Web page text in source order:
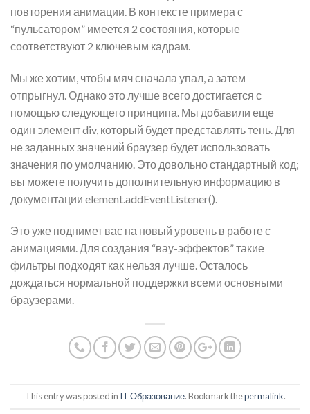
повторения анимации. В контексте примера с
“пульсатором” имеется 2 состояния, которые
соответствуют 2 ключевым кадрам.
Мы же хотим, чтобы мяч сначала упал, а затем
отпрыгнул. Однако это лучше всего достигается с
помощью следующего принципа. Мы добавили еще
один элемент div, который будет представлять тень. Для
не заданных значений браузер будет использовать
значения по умолчанию. Это довольно стандартный код;
вы можете получить дополнительную информацию в
документации element.addEventListener().
Это уже поднимет вас на новый уровень в работе с
анимациями. Для создания “вау-эффектов” такие
фильтры подходят как нельзя лучше. Осталось
дождаться нормальной поддержки всеми основными
браузерами.
This entry was posted in IT Образование. Bookmark thepermalink.